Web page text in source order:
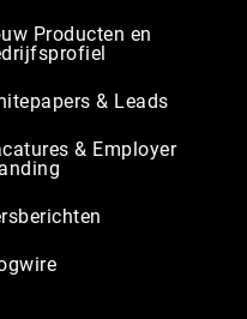
Producten en
& Leads
& Employer